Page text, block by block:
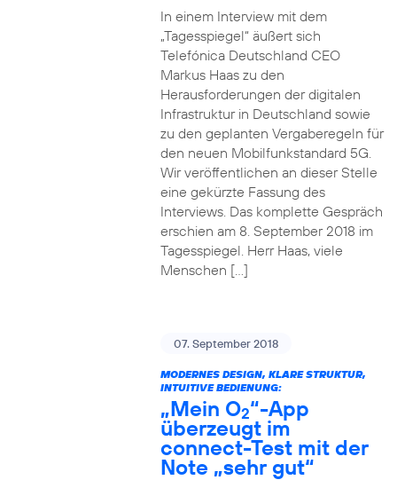
In einem Interview mit dem
„Tagesspiegel“ äußert sich
Telefónica Deutschland CEO
Markus Haas zu den
Herausforderungen der digitalen
Infrastruktur in Deutschland sowie
zu den geplanten Vergaberegeln für
den neuen Mobilfunkstandard 5G.
Wir veröffentlichen an dieser Stelle
eine gekürzte Fassung des
Interviews. Das komplette Gespräch
erschien am 8. September 2018 im
Tagesspiegel. Herr Haas, viele
Menschen […]
07. September 2018
MODERNES DESIGN, KLARE STRUKTUR,
INTUITIVE BEDIENUNG:
„Mein O2“-App
überzeugt im
connect-Test mit der
Note „sehr gut“